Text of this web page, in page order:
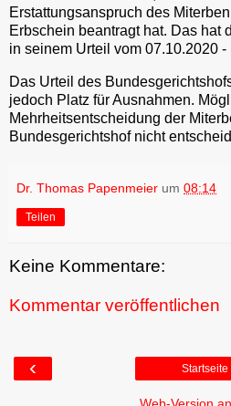
Erstattungsanspruch des
Erbschein beantragt hat. Das hat
in seinem Urteil vom 07.10.2020
Das Urteil des
jedoch Platz für Ausnahmen.
Mehrheitsentscheidung der
Bundesgerichtshof nicht
Dr. Thomas Papenmeier um 08:14
Teilen
Keine Kommentare:
Kommentar veröffentlichen
‹ Startseite
Web-Version